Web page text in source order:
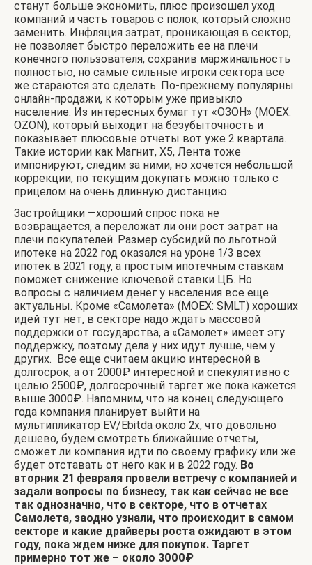
станут больше экономить, плюс произошел уход
компаний и часть товаров с полок, который сложно
заменить. Инфляция затрат, проникающая в сектор,
не позволяет быстро переложить ее на плечи
конечного пользователя, сохранив маржинальность
полностью, но самые сильные игроки сектора все
же стараются это сделать. По-прежнему популярны
онлайн-продажи, к которым уже привыкло
население. Из интересных бумаг тут «ОЗОН» (MOEX:
OZON), который выходит на безубыточность и
показывает плюсовые отчеты вот уже 2 квартала.
Такие истории как Магнит, Х5, Лента тоже
импонируют, следим за ними, но хочется небольшой
коррекции, по текущим докупать можно только с
прицелом на очень длинную дистанцию.
Застройщики —хороший спрос пока не
возвращается, а переложат ли они рост затрат на
плечи покупателей. Размер субсидий по льготной
ипотеке на 2022 год оказался на уроне 1/3 всех
ипотек в 2021 году, а простым ипотечным ставкам
поможет снижение ключевой ставки ЦБ. Но
вопросы с наличием денег у населения все еще
актуальны. Кроме «Самолета» (MOEX: SMLT) хороших
идей тут нет, в секторе надо ждать массовой
поддержки от государства, а «Самолет» имеет эту
поддержку, поэтому дела у них идут лучше, чем у
других. Все еще считаем акцию интересной в
долгосрок, а от 2000₽ интересной и спекулятивно с
целью 2500₽, долгосрочный таргет же пока кажется
выше 3000₽. Напомним, что на конец следующего
года компания планирует выйти на
мультипликатор EV/Ebitda около 2х, что довольно
дешево, будем смотреть ближайшие отчеты,
сможет ли компания идти по своему графику или же
будет отставать от него как и в 2022 году. Во
вторник 21 февраля провели встречу с компанией и
задали вопросы по бизнесу, так как сейчас не все
так однозначно, что в секторе, что в отчетах
Самолета, заодно узнали, что происходит в самом
секторе и какие драйверы роста ожидают в этом
году, пока ждем ниже для покупок. Таргет
примерно тот же – около 3000₽